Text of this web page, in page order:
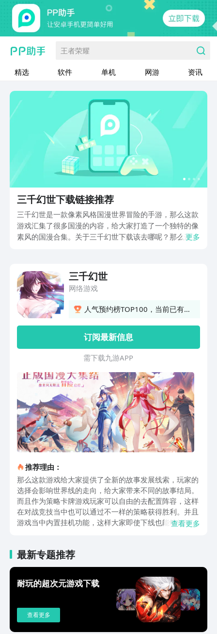
王者荣耀
精选 软件 单机 网游 资讯
三千幻世下载链接推荐
三千幻世是一款像素风格国漫世界冒险的手游，那么这款
游戏汇集了很多国漫的内容，给大家打造了一个独特的像
素风的国漫合集。关于三千幻世下载该去哪呢？那么这款
下来就给大家具体的介绍一下相关的游戏内容吧！
更多
三千幻世
网络游戏
人气预约榜TOP100，当前已有
订阅最新信息
需 下 载 九 游 A P P
推荐理由：
那么这款游戏给大家提供了全新的故事发展线索，玩家的
选择会影响世界线的走向，给大家带来不同的故事结局。
而且作为策略卡牌游戏玩家可以自由的去配置阵容，这样
在对战竞技当中也可以通过不一样的策略获得胜利。并且
游戏当中内置挂机功能，这样大家即使下线也能够持续的
格。那么在这款游戏当中大家可以对于主力的角色优先进
行提升，这样就可以将自己的主力角色等级尽量拉满，这
样其他的副角色可以保持在2到30级就可以了。而且对于
前期抽到的低级角色，大家可以不用太在意前期可以通过
其他颜色的角色进行过渡，这样后期主力角色就可以集中
在光系和暗系。而且在这款游戏当中可以在商店中去兑换
指定的五星英雄碎片以及不同阵营的碎片，而且游戏当中
查看更多
最新专题推荐
耐玩的超次元游戏下载
查看更多